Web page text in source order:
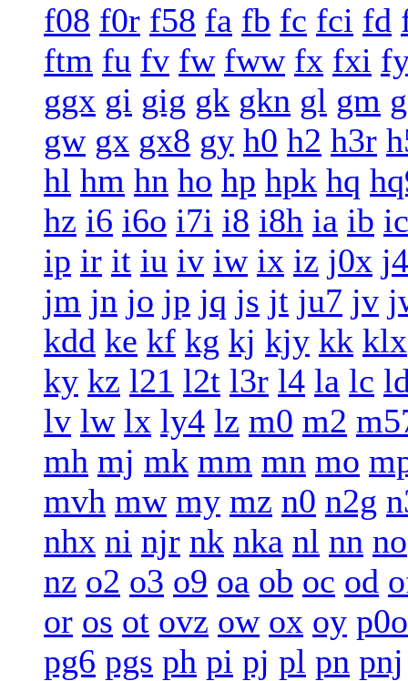
f08 f0r f58 fa fb fc fci fd
ftm fu fv fw fww fx fxi
ggx gi gig gk gkn gl gm
gw gx gx8 gy h0 h2 h3r
hl hm hn ho hp hpk hq
hz i6 i6o i7i i8 i8h ia ib ic
ip ir it iu iv iw ix iz j0x
jm jn jo jp jq js jt ju7 jv
kdd ke kf kg kj kjy kk klx
ky kz l21 l2t l3r l4 la lc
lv lw lx ly4 lz m0 m2
mh mj mk mm mn mo
mvh mw my mz n0 n2g
nhx ni njr nk nka nl nn no
nz o2 o3 o9 oa ob oc od
or os ot ovz ow ox oy p0o
pg6 pgs ph pi pj pl pn pnj